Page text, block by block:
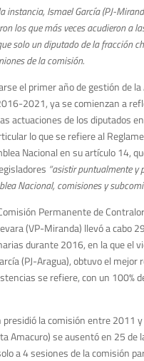
instancia, Ismael García (PJ-
los que más veces acudieron a
solo un diputado de la fracción
de la comisión.
el primer año de gestión de
2021, ya se comienzan a
actuaciones de los diputados
lo que se refiere al
Nacional en su artículo 14,
“asistir puntualmente y
Nacional, comisiones y
Permanente de
(VP-Miranda) llevó a cabo
durante 2016, en la que el
(PJ-Aragua), obtuvo el
se refiere, con un 100%
la comisión entre 2011
Amacuro) se ausentó en 25 de
a 4 sesiones de la comisión